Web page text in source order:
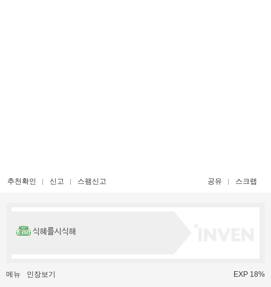
추천확인 신고 스팸신고 공유 스크랩
식혜를시식해
메뉴 인장보기 EXP 18%